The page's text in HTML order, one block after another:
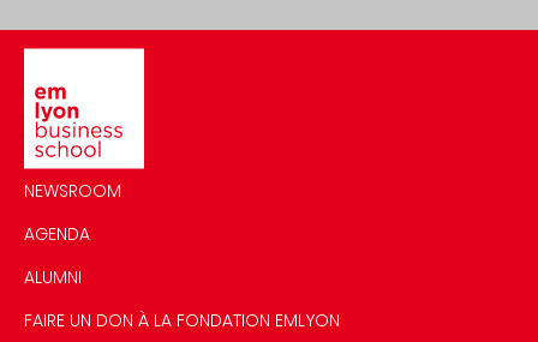
NEWSROOM
AGENDA
ALUMNI
FAIRE UN DON À LA FONDATION EMLYON